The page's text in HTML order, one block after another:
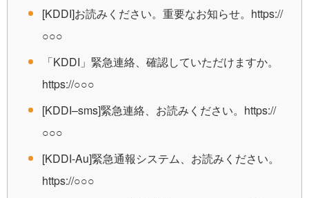
[KDDI]お読みください。重要なお知らせ。https://
○○○
「KDDI」緊急連絡、確認していただけますか。
https://○○○
[KDDI–sms]緊急連絡、お読みください。https://
○○○
[KDDI-Au]緊急通報システム、お読みください。
https://○○○